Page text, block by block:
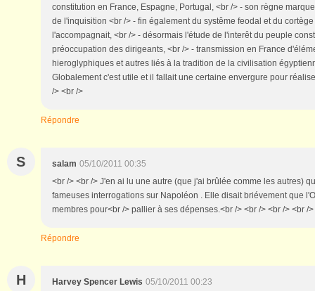
constitution en France, Espagne, Portugal, <br /> - son règne
de l'inquisition <br /> - fin également du systême feodal et du
l'accompagnait, <br /> - désormais l'étude de l'interêt du peuple
préoccupation des dirigeants, <br /> - transmission en France
hieroglyphiques et autres liés à la tradition de la civilisation
Globalement c'est utile et il fallait une certaine envergure pour
/> <br />
Répondre
S salam 05/10/2011 00:35
<br /> <br /> J'en ai lu une autre (que j'ai brûlée comme les autres)
fameuses interrogations sur Napoléon . Elle disait briévement que
membres pour<br /> pallier à ses dépenses.<br /> <br /> <br /> <br />
Répondre
H Harvey Spencer Lewis 05/10/2011 00:23